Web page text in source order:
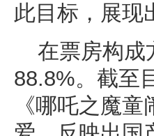
此目标，展现
在票房构成
88.8%。截至
《哪吒之魔